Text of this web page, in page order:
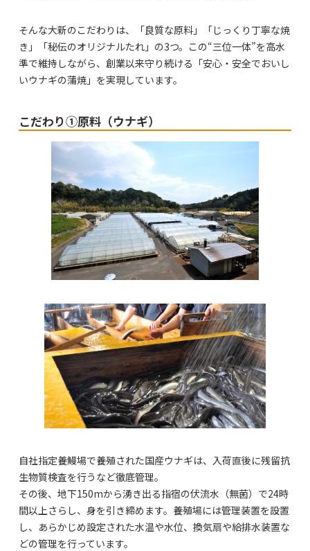
そんな大新のこだわりは、「良質な原料」「じっくり丁寧な焼
き」「秘伝のオリジナルたれ」の3つ。この“三位一体”を高水
準で維持しながら、創業以来守り続ける「安心・安全でおいし
いウナギの蒲焼」を実現しています。
こだわり①原料（ウナギ）
自社指定養鰻場で養殖された国産ウナギは、入荷直後に残留抗
生物質検査を行うなど徹底管理。
その後、地下150mから湧き出る指宿の伏流水（無菌）で24時
間以上さらし、身を引き締めます。養殖場には管理装置を設置
し、あらかじめ設定された水温や水位、換気扇や給排水装置な
どの管理を行っています。